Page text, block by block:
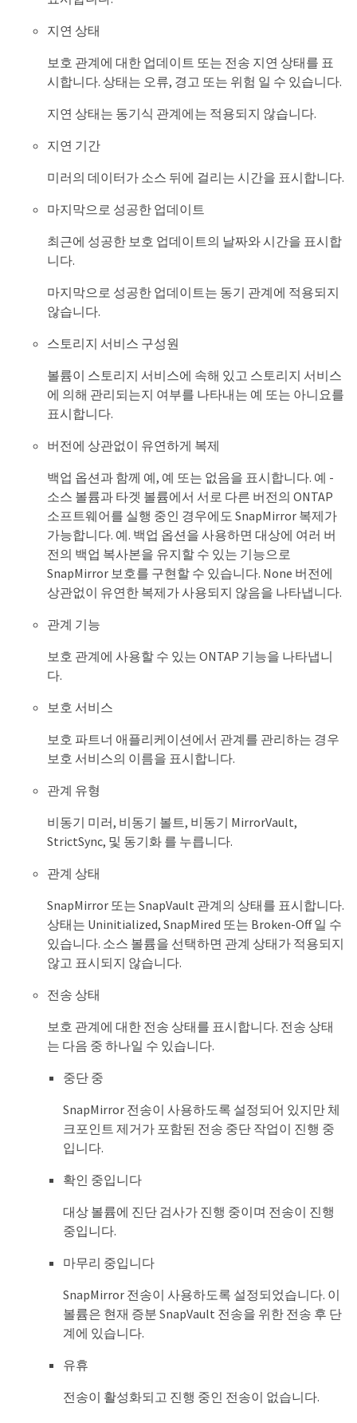
지연 상태
보호 관계에 대한 업데이트 또는 전송 지연 상태를 표
시합니다. 상태는 오류, 경고 또는 위험 일 수 있습니다.
지연 상태는 동기식 관계에는 적용되지 않습니다.
지연 기간
미러의 데이터가 소스 뒤에 걸리는 시간을 표시합니다.
마지막으로 성공한 업데이트
최근에 성공한 보호 업데이트의 날짜와 시간을 표시합
니다.
마지막으로 성공한 업데이트는 동기 관계에 적용되지
않습니다.
스토리지 서비스 구성원
볼륨이 스토리지 서비스에 속해 있고 스토리지 서비스
에 의해 관리되는지 여부를 나타내는 예 또는 아니요를
표시합니다.
버전에 상관없이 유연하게 복제
백업 옵션과 함께 예, 예 또는 없음을 표시합니다. 예 -
소스 볼륨과 타겟 볼륨에서 서로 다른 버전의 ONTAP
소프트웨어를 실행 중인 경우에도 SnapMirror 복제가
가능합니다. 예. 백업 옵션을 사용하면 대상에 여러 버
전의 백업 복사본을 유지할 수 있는 기능으로
SnapMirror 보호를 구현할 수 있습니다. None 버전에
상관없이 유연한 복제가 사용되지 않음을 나타냅니다.
관계 기능
보호 관계에 사용할 수 있는 ONTAP 기능을 나타냅니
다.
보호 서비스
보호 파트너 애플리케이션에서 관계를 관리하는 경우
보호 서비스의 이름을 표시합니다.
관계 유형
비동기 미러, 비동기 볼트, 비동기 MirrorVault,
StrictSync, 및 동기화 를 누릅니다.
관계 상태
SnapMirror 또는 SnapVault 관계의 상태를 표시합니다.
상태는 Uninitialized, SnapMired 또는 Broken-Off 일 수
있습니다. 소스 볼륨을 선택하면 관계 상태가 적용되지
않고 표시되지 않습니다.
전송 상태
보호 관계에 대한 전송 상태를 표시합니다. 전송 상태
는 다음 중 하나일 수 있습니다.
중단 중
SnapMirror 전송이 사용하도록 설정되어 있지만 체
크포인트 제거가 포함된 전송 중단 작업이 진행 중
입니다.
확인 중입니다
대상 볼륨에 진단 검사가 진행 중이며 전송이 진행
중입니다.
마무리 중입니다
SnapMirror 전송이 사용하도록 설정되었습니다. 이
볼륨은 현재 증분 SnapVault 전송을 위한 전송 후 단
계에 있습니다.
유휴
전송이 활성화되고 진행 중인 전송이 없습니다.